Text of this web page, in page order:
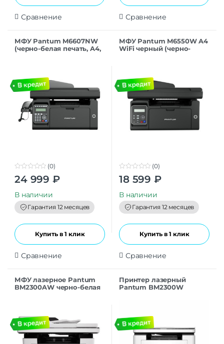
Сравнение Сравнение
МФУ Pantum M6607NW
(черно-белая печать, A4,
0
o
t
o
f
5
(0)
24 999 ₽
В наличии
Гарантия 12 месяцев
Купить в 1 клик
Сравнение
МФУ Pantum M6550W A4
WiFi черный (черно-
0
t
o
f
5
(0)
18 599 ₽
В наличии
Гарантия 12 месяцев
Купить в 1 клик
Сравнение
МФУ лазерное Pantum
BM2300AW черно-белая
Принтер лазерный
Pantum BM2300W